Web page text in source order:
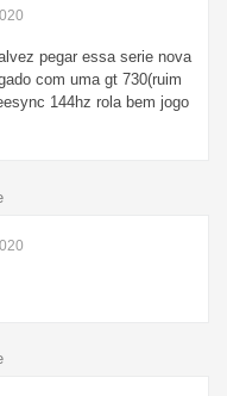
pegar essa serie nova
com uma gt 730(ruim
144hz rola bem jogo